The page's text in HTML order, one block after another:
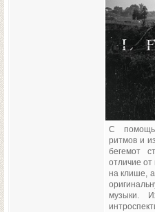
С
ритмов и
бегемот
отличие от
на клише,
музыки.